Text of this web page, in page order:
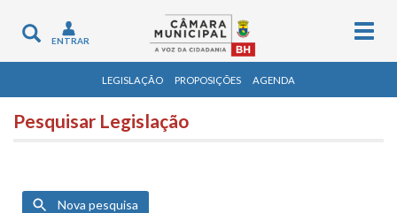
Toggle
navigation
ENTRAR
LEGISLAÇÃO PROPOSIÇÕES AGENDA
Pesquisar Legislação
Nova pesquisa